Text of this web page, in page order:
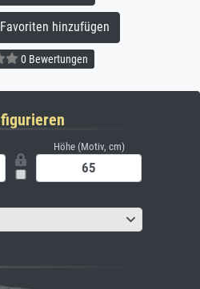
hinzufügen
0 Bewertungen
Höhe (Motiv, cm)